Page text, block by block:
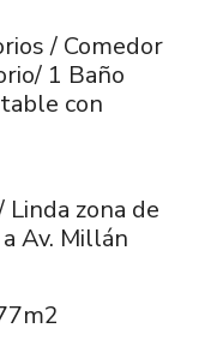
/ Comedor
1 Baño
con
zona de
Av. Millán